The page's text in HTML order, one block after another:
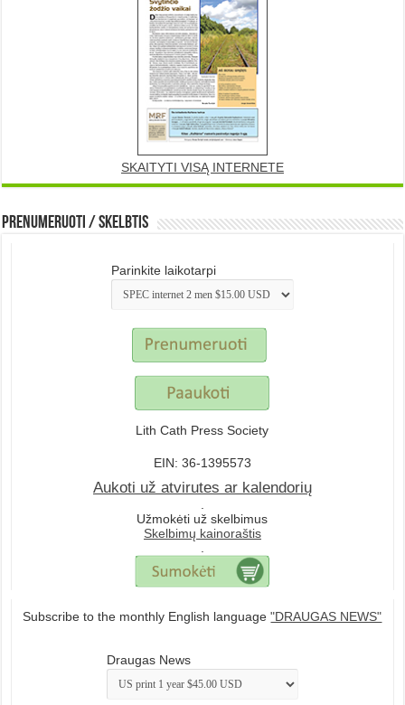
SKAITYTI VISĄ INTERNETE
Prenumeruoti / Skelbtis
Parinkite laikotarpi
Lith Cath Press Society
EIN: 36-1395573
Aukoti už atvirutes ar kalendorių
Užmokėti už skelbimus
Skelbimų kainoraštis
Subscribe to the monthly English language"DRAUGAS NEWS"
Draugas News